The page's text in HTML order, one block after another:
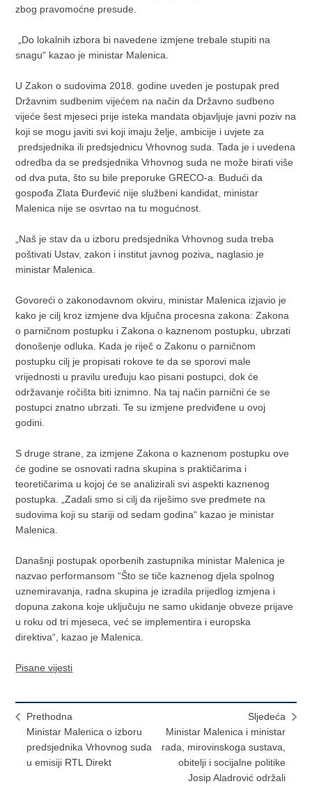
zbog pravomoćne presude.
„Do lokalnih izbora bi navedene izmjene trebale stupiti na
snagu“ kazao je ministar Malenica.
U Zakon o sudovima 2018. godine uveden je postupak pred
Državnim sudbenim vijećem na način da Državno sudbeno
vijeće šest mjeseci prije isteka mandata objavljuje javni poziv na
koji se mogu javiti svi koji imaju želje, ambicije i uvjete za
predsjednika ili predsjednicu Vrhovnog suda. Tada je i uvedena
odredba da se predsjednika Vrhovnog suda ne može birati više
od dva puta, što su bile preporuke GRECO-a. Budući da
gospođa Zlata Đurđević nije službeni kandidat, ministar
Malenica nije se osvrtao na tu mogućnost.
„Naš je stav da u izboru predsjednika Vrhovnog suda treba
poštivati Ustav, zakon i institut javnog poziva„ naglasio je
ministar Malenica.
Govoreći o zakonodavnom okviru, ministar Malenica izjavio je
kako je cilj kroz izmjene dva ključna procesna zakona: Zakona
o parničnom postupku i Zakona o kaznenom postupku, ubrzati
donošenje odluka. Kada je riječ o Zakonu o parničnom
postupku cilj je propisati rokove te da se sporovi male
vrijednosti u pravilu uređuju kao pisani postupci, dok će
održavanje ročišta biti iznimno. Na taj način parnični će se
postupci znatno ubrzati. Te su izmjene predviđene u ovoj
godini.
S druge strane, za izmjene Zakona o kaznenom postupku ove
će godine se osnovati radna skupina s praktičarima i
teoretičarima u kojoj će se analizirali svi aspekti kaznenog
postupka. „Zadali smo si cilj da riješimo sve predmete na
sudovima koji su stariji od sedam godina“ kazao je ministar
Malenica.
Današnji postupak oporbenih zastupnika ministar Malenica je
nazvao performansom “Što se tiče kaznenog djela spolnog
uznemiravanja, radna skupina je izradila prijedlog izmjena i
dopuna zakona koje uključuju ne samo ukidanje obveze prijave
u roku od tri mjeseca, već se implementira i europska
direktiva“, kazao je Malenica.
Pisane vijesti
Prethodna
Ministar Malenica o izboru
predsjednika Vrhovnog suda
u emisiji RTL Direkt
Sljedeća
Ministar Malenica i ministar
rada, mirovinskoga sustava,
obitelji i socijalne politike
Josip Aladrović održali